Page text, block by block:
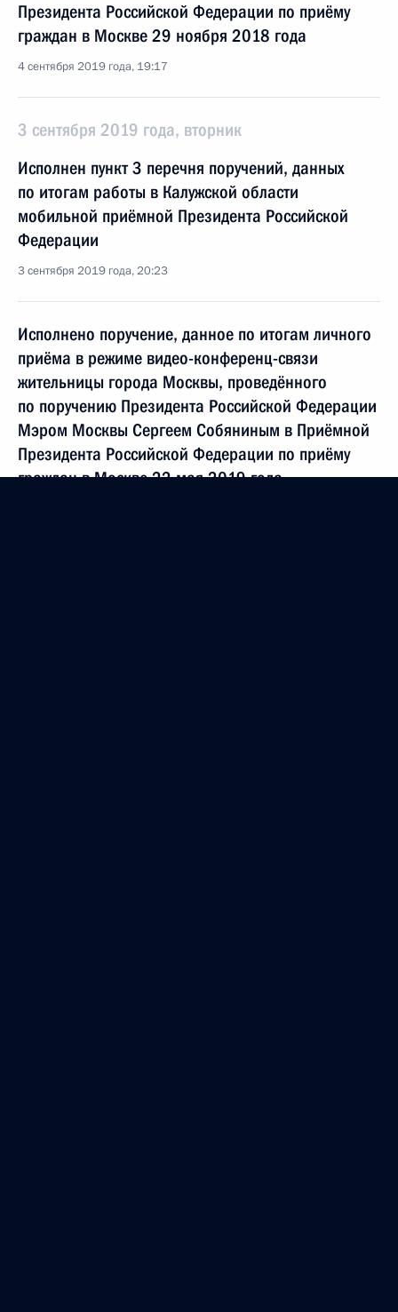
Президента Российской Федерации по приёму
граждан в Москве 29 ноября 2018 года
4 сентября 2019 года, 19:17
3 сентября 2019 года, вторник
Исполнен пункт 3 перечня поручений, данных
по итогам работы в Калужской области
мобильной приёмной Президента Российской
Федерации
3 сентября 2019 года, 20:23
Исполнено поручение, данное по итогам личного
приёма в режиме видео-конференц-связи
жительницы города Москвы, проведённого
по поручению Президента Российской Федерации
Мэром Москвы Сергеем Собяниным в Приёмной
Президента Российской Федерации по приёму
граждан в Москве 22 мая 2019 года